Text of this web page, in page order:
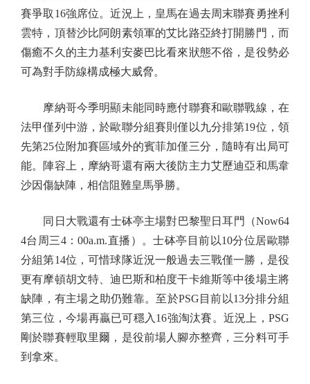
賽爭取16強席位。近況上，皇馬在過去周末聯賽勇挫利
雲特，頂替沙比阿朗素領軍的艾比路亞終打開勝門，而
傷癒不久的主力基利安麥巴比看來狀態不俗，是役勢必
可為對手防線構成極大威脅。
摩納哥今季明顯未能同時應付聯賽和歐聯戰線，在
法甲僅列中游，於歐聯分組賽則僅以九分排第19位，領
先第25位附加賽區域外的賓菲加僅三分，隨時有出局可
能。陣容上，摩納哥還有兩大後防主力艾歷迪亞和馬韋
沙因傷缺陣，相信阻難皇馬爭勝。
同日大戰還有士砵亭主場對巴黎聖日耳門（Now64
4台周三4：00a.m.直播）。士砵亭目前以10分位居歐聯
分組第14位，可惜球隊近況一般過去三戰僅一勝，是役
更有摩頓胡文特、迪巴斯和柏度干卡維斯等中後場主將
缺陣，有主場之助仍難靠。至於PSG目前以13分排分組
第三位，今場再贏已可穩入16強淘汰賽。近況上，PSG
剛於聯賽輕取里爾，是役前場人腳亦整齊，三分料可手
到拿來。